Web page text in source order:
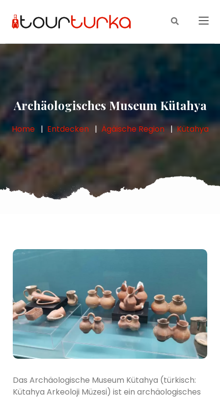
Archäologisches Museum Kütahya
Home Entdecken Ägäische Region Kütahya
Das Archäologische Museum Kütahya (türkisch:
Kütahya Arkeoloji Müzesi) ist ein archäologisches